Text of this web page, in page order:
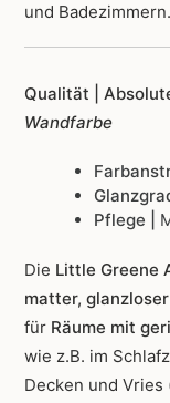
und Badezimmern.
Qualität |
Wandfarbe
Pflege |
Die Little Greene
matter, glanzloser
für Räume mit
wie z.B. im
Decken und Vries